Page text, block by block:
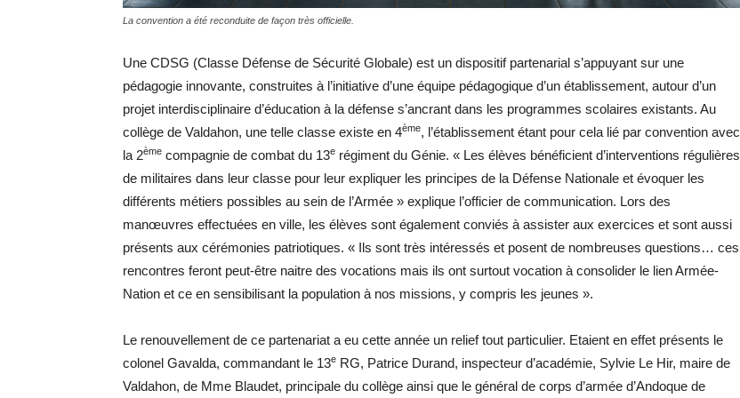
La convention a été reconduite de façon très officielle.
Une CDSG (Classe Défense de Sécurité Globale) est un dispositif partenarial s’appuyant sur une
pédagogie innovante, construites à l’initiative d’une équipe pédagogique d’un établissement, autour d’un
projet interdisciplinaire d’éducation à la défense s’ancrant dans les programmes scolaires existants. Au
collège de Valdahon, une telle classe existe en 4ème, l’établissement étant pour cela lié par convention avec
la 2ème compagnie de combat du 13e régiment du Génie. « Les élèves bénéficient d’interventions régulières
de militaires dans leur classe pour leur expliquer les principes de la Défense Nationale et évoquer les
différents métiers possibles au sein de l’Armée » explique l’officier de communication. Lors des
manœuvres effectuées en ville, les élèves sont également conviés à assister aux exercices et sont aussi
présents aux cérémonies patriotiques. « Ils sont très intéressés et posent de nombreuses questions… ces
rencontres feront peut-être naitre des vocations mais ils ont surtout vocation à consolider le lien Armée-
Nation et ce en sensibilisant la population à nos missions, y compris les jeunes ».
Le renouvellement de ce partenariat a eu cette année un relief tout particulier. Etaient en effet présents le
colonel Gavalda, commandant le 13e RG, Patrice Durand, inspecteur d’académie, Sylvie Le Hir, maire de
Valdahon, de Mme Blaudet, principale du collège ainsi que le général de corps d’armée d’Andoque de